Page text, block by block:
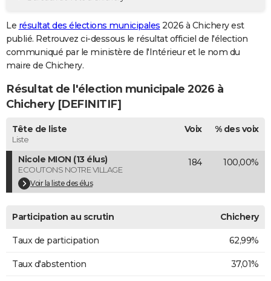
GUIDES D'ACHAT
BONS PLANS
CARTE DE VOEUX
Carte de Noël
Carte Bonne année
Carte Saint-Valentin
Carte Pâques
Carte d'anniversaire
DICTIONNAIRE
Dictionnaire
Biographies
Citations
Expressions
Proverbes
PROGRAMME TV
COPAINS D'AVANT
S'inscrire
Se connecter
Lycées
Collèges
Primaires
Universités
Entreprises
Service militaire
Avis de recherche
AVIS DE DÉCÈS
FORUM
Le résultat des élections municipales 2026 à Chichery est
publié. Retrouvez ci-dessous le résultat officiel de l'élection
communiqué par le ministère de l'Intérieur et le nom du
maire de Chichery.
Résultat de l'élection municipale 2026 à
Chichery [DEFINITIF]
Tête de liste
Liste
Voix % des voix
Nicole MION (13 élus)
ECOUTONS NOTRE VILLAGE
Voir la liste des élus
184 100,00%
Participation au scrutin Chichery
Taux de participation 62,99%
Taux d'abstention 37,01%